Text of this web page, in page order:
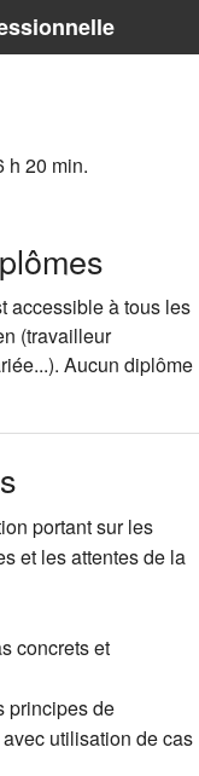
h 20 min.
accessible à tous les
(travailleur
Aucun diplôme
portant sur les
et les attentes de la
concrets et
principes de
utilisation de cas